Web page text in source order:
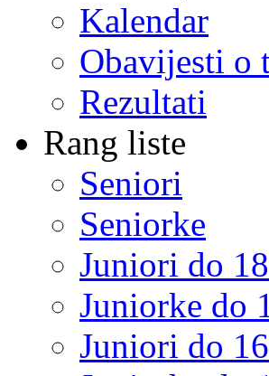
Kalendar
Obavijesti o
Rezultati
Rang liste
Seniori
Seniorke
Juniori do
Juniorke do
Juniori do